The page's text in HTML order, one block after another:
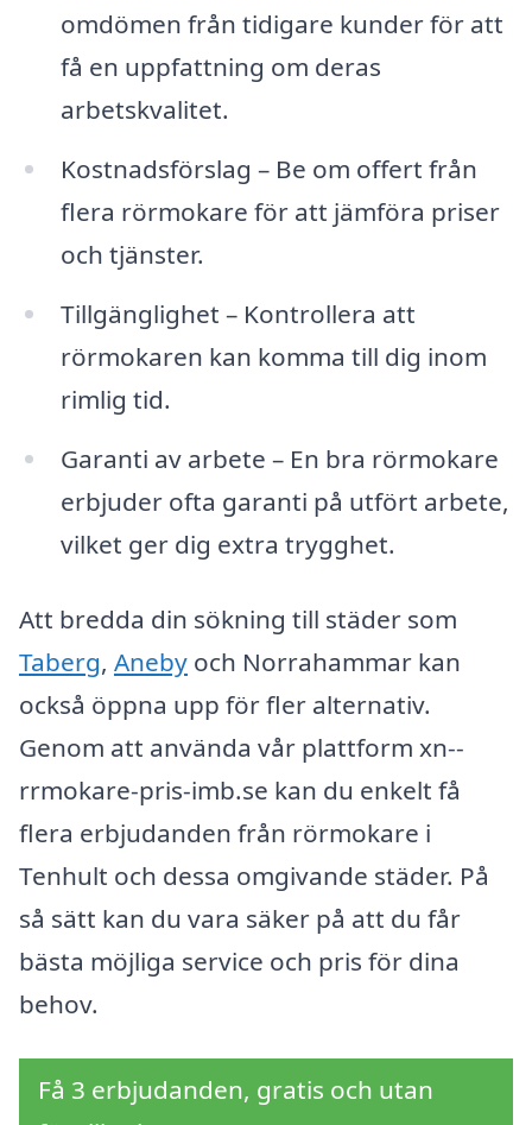
omdömen från tidigare kunder för att
få en uppfattning om deras
arbetskvalitet.
Kostnadsförslag – Be om offert från
flera rörmokare för att jämföra priser
och tjänster.
Tillgänglighet – Kontrollera att
rörmokaren kan komma till dig inom
rimlig tid.
Garanti av arbete – En bra rörmokare
erbjuder ofta garanti på utfört arbete,
vilket ger dig extra trygghet.
Att bredda din sökning till städer som
Taberg, Aneby och Norrahammar kan
också öppna upp för fler alternativ.
Genom att använda vår plattform xn--
rrmokare-pris-imb.se kan du enkelt få
flera erbjudanden från rörmokare i
Tenhult och dessa omgivande städer. På
så sätt kan du vara säker på att du får
bästa möjliga service och pris för dina
behov.
Få 3 erbjudanden, gratis och utan